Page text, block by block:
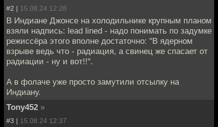
#2 | 15.08.24 12:28
В Индиане Джонсе на холодильнике крупным планом
взяли надпись: lead lined - надо понимать по задумке
режиссёра этого вполне достаточно: "В ядерном
взрыве ведь что - радиация, а свинец же спасает от
радиации - ну и вот!!".
А в фолаче уже просто замутили отсылку на
Индиану.
Tony452 »
#3 | 15.08.24 12:37